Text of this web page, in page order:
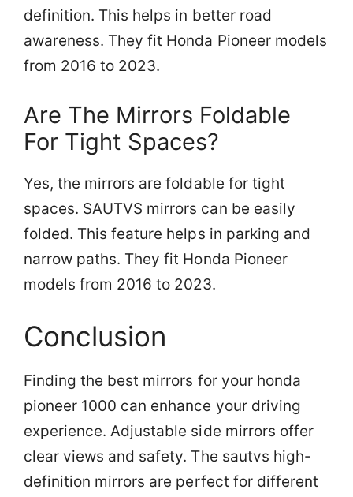
definition. This helps in better road
awareness. They fit Honda Pioneer models
from 2016 to 2023.
Are The Mirrors Foldable
For Tight Spaces?
Yes, the mirrors are foldable for tight
spaces. SAUTVS mirrors can be easily
folded. This feature helps in parking and
narrow paths. They fit Honda Pioneer
models from 2016 to 2023.
Conclusion
Finding the best mirrors for your honda
pioneer 1000 can enhance your driving
experience. Adjustable side mirrors offer
clear views and safety. The sautvs high-
definition mirrors are perfect for different